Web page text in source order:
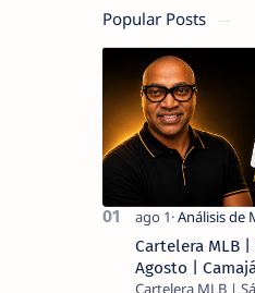
Popular Posts
Cartelera MLB |
Agosto |
Cartelera MLB |